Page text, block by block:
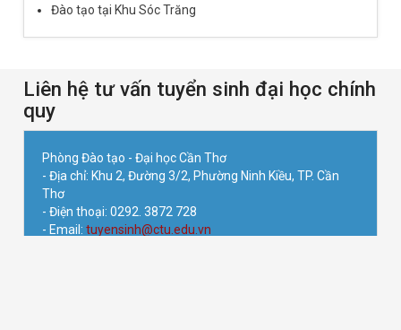
Đào tạo tại Khu Sóc Trăng
Liên hệ tư vấn tuyển sinh đại học chính
quy
Phòng Đào tạo - Đại học Cần Thơ
- Địa chỉ: Khu 2, Đường 3/2, Phường Ninh Kiều, TP. Cần
Thơ
- Điện thoại: 0292. 3872 728
- Email:tuyensinh@ctu.edu.vn